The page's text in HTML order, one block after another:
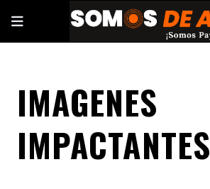
IMAGENES
IMPACTANTES